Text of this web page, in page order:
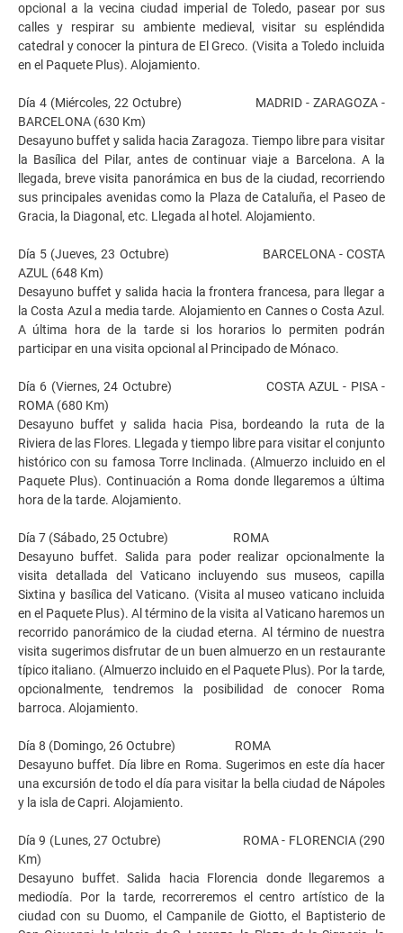
opcional a la vecina ciudad imperial de Toledo, pasear por sus
calles y respirar su ambiente medieval, visitar su espléndida
catedral y conocer la pintura de El Greco. (Visita a Toledo incluida
en el Paquete Plus). Alojamiento.
Día 4 (Miércoles, 22 Octubre) MADRID - ZARAGOZA -
BARCELONA (630 Km)
Desayuno buffet y salida hacia Zaragoza. Tiempo libre para visitar
la Basílica del Pilar, antes de continuar viaje a Barcelona. A la
llegada, breve visita panorámica en bus de la ciudad, recorriendo
sus principales avenidas como la Plaza de Cataluña, el Paseo de
Gracia, la Diagonal, etc. Llegada al hotel. Alojamiento.
Día 5 (Jueves, 23 Octubre) BARCELONA - COSTA
AZUL (648 Km)
Desayuno buffet y salida hacia la frontera francesa, para llegar a
la Costa Azul a media tarde. Alojamiento en Cannes o Costa Azul.
A última hora de la tarde si los horarios lo permiten podrán
participar en una visita opcional al Principado de Mónaco.
Día 6 (Viernes, 24 Octubre) COSTA AZUL - PISA -
ROMA (680 Km)
Desayuno buffet y salida hacia Pisa, bordeando la ruta de la
Riviera de las Flores. Llegada y tiempo libre para visitar el conjunto
histórico con su famosa Torre Inclinada. (Almuerzo incluido en el
Paquete Plus). Continuación a Roma donde llegaremos a última
hora de la tarde. Alojamiento.
Día 7 (Sábado, 25 Octubre) ROMA
Desayuno buffet. Salida para poder realizar opcionalmente la
visita detallada del Vaticano incluyendo sus museos, capilla
Sixtina y basílica del Vaticano. (Visita al museo vaticano incluida
en el Paquete Plus). Al término de la visita al Vaticano haremos un
recorrido panorámico de la ciudad eterna. Al término de nuestra
visita sugerimos disfrutar de un buen almuerzo en un restaurante
típico italiano. (Almuerzo incluido en el Paquete Plus). Por la tarde,
opcionalmente, tendremos la posibilidad de conocer Roma
barroca. Alojamiento.
Día 8 (Domingo, 26 Octubre) ROMA
Desayuno buffet. Día libre en Roma. Sugerimos en este día hacer
una excursión de todo el día para visitar la bella ciudad de Nápoles
y la isla de Capri. Alojamiento.
Día 9 (Lunes, 27 Octubre) ROMA - FLORENCIA (290
Km)
Desayuno buffet. Salida hacia Florencia donde llegaremos a
mediodía. Por la tarde, recorreremos el centro artístico de la
ciudad con su Duomo, el Campanile de Giotto, el Baptisterio de